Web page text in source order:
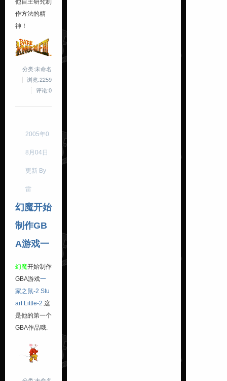
他自主研究制
作方法的精
神！
分类:未命名
浏览:2259
评论:0
2005年0
8月04日
更新 By
雷
幻魔开始
制作GB
A游戏一
幻魔开始制作
GBA游戏一
家之鼠-2 Stu
art Little-2.这
是他的第一个
GBA作品哦.